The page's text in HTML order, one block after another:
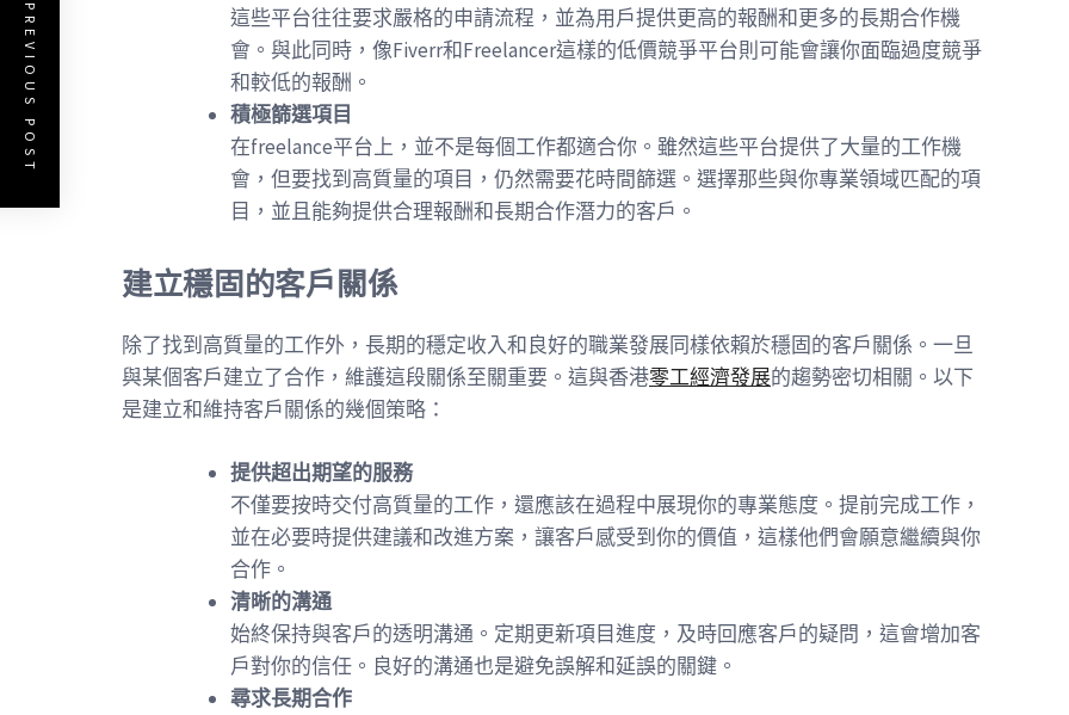
這些平台往往要求嚴格的申請流程，並為用戶提供更高的報酬和更多的長期合作機
會。與此同時，像Fiverr和Freelancer這樣的低價競爭平台則可能會讓你面臨過度競爭
和較低的報酬。
積極篩選項目
在freelance平台上，並不是每個工作都適合你。雖然這些平台提供了大量的工作機
會，但要找到高質量的項目，仍然需要花時間篩選。選擇那些與你專業領域匹配的項
目，並且能夠提供合理報酬和長期合作潛力的客戶。
建立穩固的客戶關係
除了找到高質量的工作外，長期的穩定收入和良好的職業發展同樣依賴於穩固的客戶關係。一旦
與某個客戶建立了合作，維護這段關係至關重要。這與香港零工經濟發展的趨勢密切相關。以下
是建立和維持客戶關係的幾個策略：
提供超出期望的服務
不僅要按時交付高質量的工作，還應該在過程中展現你的專業態度。提前完成工作，
並在必要時提供建議和改進方案，讓客戶感受到你的價值，這樣他們會願意繼續與你
合作。
清晰的溝通
始終保持與客戶的透明溝通。定期更新項目進度，及時回應客戶的疑問，這會增加客
戶對你的信任。良好的溝通也是避免誤解和延誤的關鍵。
尋求長期合作
PREVIOUS POST